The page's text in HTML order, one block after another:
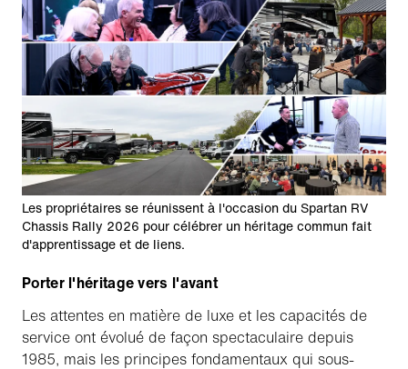
Les propriétaires se réunissent à l'occasion du Spartan RV
Chassis Rally 2026 pour célébrer un héritage commun fait
d'apprentissage et de liens.
Porter l'héritage vers l'avant
Les attentes en matière de luxe et les capacités de
service ont évolué de façon spectaculaire depuis
1985, mais les principes fondamentaux qui sous-